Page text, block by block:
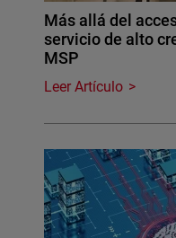
Más allá del
servicio de alto
MSP
Leer Artículo